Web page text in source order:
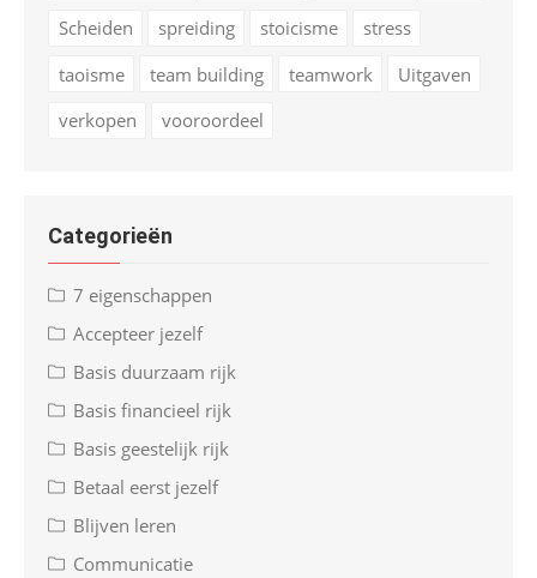
Scheiden
spreiding stoicisme
stress
taoisme
team building teamwork
Uitgaven
verkopen
vooroordeel
Categorieën
7 eigenschappen
Accepteer jezelf
Basis duurzaam rijk
Basis financieel rijk
Basis geestelijk rijk
Betaal eerst jezelf
Blijven leren
Communicatie